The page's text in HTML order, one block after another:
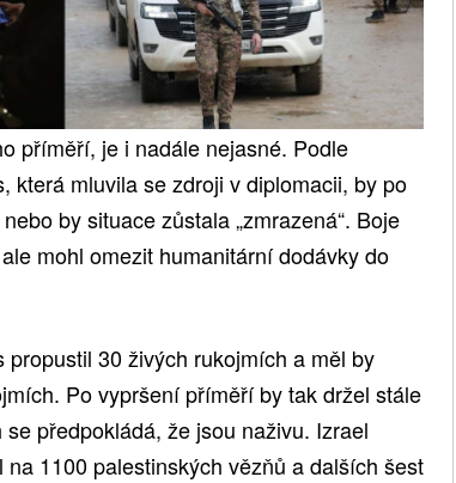
příměří, je i nadále nejasné. Podle
která mluvila se zdroji v diplomacii, by po
by situace zůstala „zmrazená“. Boje
mohl omezit humanitární dodávky do
30 živých rukojmích a měl by
Po vypršení příměří by tak držel stále
předpokládá, že jsou naživu. Izrael
1100 palestinských vězňů a dalších šest